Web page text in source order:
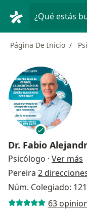
¿Qué estás
Página De Inicio
Dr. Fabio
Psicólogo · Ver más
Pereira 2
Núm. Colegiado:
63